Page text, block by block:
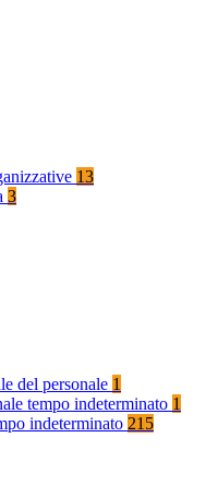
13
3
del personale 1
tempo indeterminato 1
indeterminato 215